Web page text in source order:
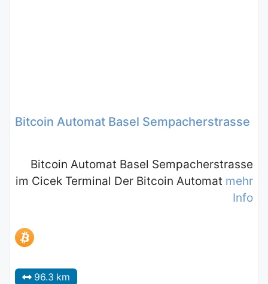
Bitcoin Automat Basel Sempacherstrasse
Bitcoin Automat Basel Sempacherstrasse
im Cicek Terminal Der Bitcoin Automat mehr
Info
96.3 km